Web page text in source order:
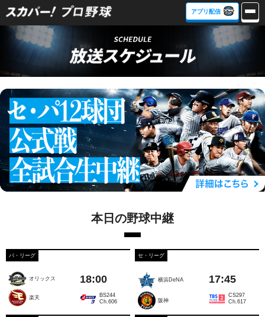
アプリ配信
本日の野球中継
パ・リーグ
オリックス
楽天
18:00
BS244
Ch.606
セ・リーグ
横浜DeNA
阪神
17:45
CS297
Ch.617